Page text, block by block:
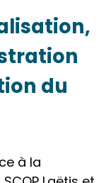
du
à la